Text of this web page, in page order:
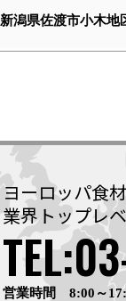
新潟県佐渡市小木地
ヨーロッパ食
業界トップレ
営業時間 8:00～